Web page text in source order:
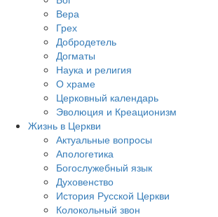
Вера
Грех
Добродетель
Догматы
Наука и религия
О храме
Церковный календарь
Эволюция и Креационизм
Жизнь в Церкви
Актуальные вопросы
Апологетика
Богослужебный язык
Духовенство
История Русской Церкви
Колокольный звон